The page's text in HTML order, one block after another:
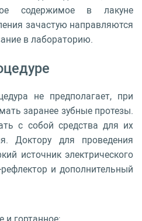
содержимое в лакуне
зачастую направляются
в лабораторию.
не предполагает, при
заранее зубные протезы.
с собой средства для их
Доктору для проведения
источник электрического
и дополнительный